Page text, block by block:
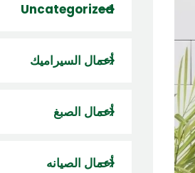
Uncategorized
أعمال السيراميك
أعمال الصبغ
أعمال الصيانه